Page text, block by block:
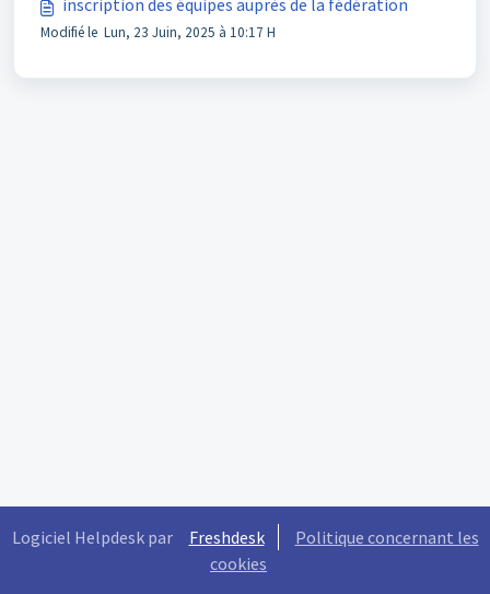
inscription des équipes auprès de la fédération
Modifié le Lun, 23 Juin, 2025 à 10:17 H
Logiciel Helpdesk par Freshdesk
Politique concernant les
cookies